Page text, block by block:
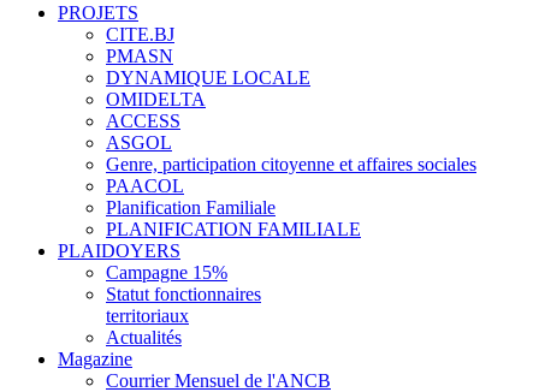
PROJETS
CITE.BJ
PMASN
DYNAMIQUE LOCALE
OMIDELTA
ACCESS
ASGOL
Genre, participation citoyenne et affaires sociales
PAACOL
Planification Familiale
PLANIFICATION FAMILIALE
PLAIDOYERS
Campagne 15%
Statut fonctionnaires
territoriaux
Actualités
Magazine
Courrier Mensuel de l'ANCB